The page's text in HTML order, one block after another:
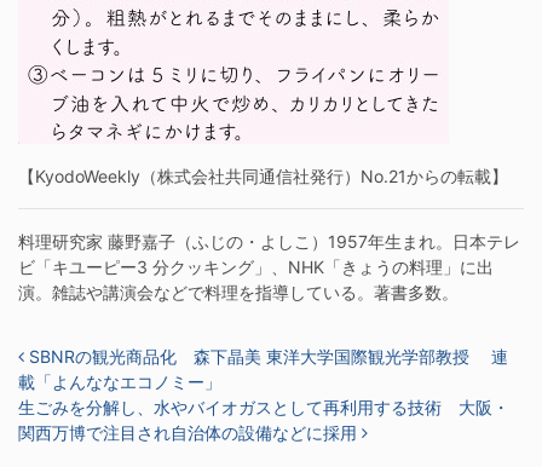
【KyodoWeekly（株式会社共同通信社発行）No.21からの転載】
料理研究家 藤野嘉子（ふじの・よしこ）1957年生まれ。日本テレ
ビ「キユーピー3 分クッキング」、NHK「きょうの料理」に出
演。雑誌や講演会などで料理を指導している。著書多数。
投稿ナビゲーション
SBNRの観光商品化 森下晶美 東洋大学国際観光学部教授 連
載「よんななエコノミー」
生ごみを分解し、水やバイオガスとして再利用する技術 大阪・
関西万博で注目され自治体の設備などに採用